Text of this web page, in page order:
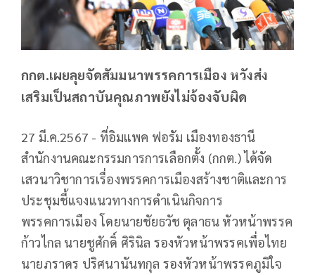
กกต.เผยลุยจัดสัมมนาพรรคการเมือง หวังส่ง
เสริมเป็นสถาบันคุณภาพยังไม่จ้องจับผิด
27 มี.ค.2567 - ที่อิมแพค ฟอรัม เมืองทองธานี
สำนักงานคณะกรรมการการเลือกตั้ง (กกต.) ได้จัด
เสวนาวิชาการเรื่องพรรคการเมืองสร้างชาติและการ
ประชุมชี้แจงแนวทางการดำเนินกิจการ
พรรคการเมือง โดยนายชัยธวัช ตุลาธน หัวหน้าพรรค
ก้าวไกล นายชูศักดิ์ ศิรินิล รองหัวหน้าพรรคเพื่อไทย
นายภราดร ปริศนานันทกุล รองหัวหน้าพรรคภูมิใจ